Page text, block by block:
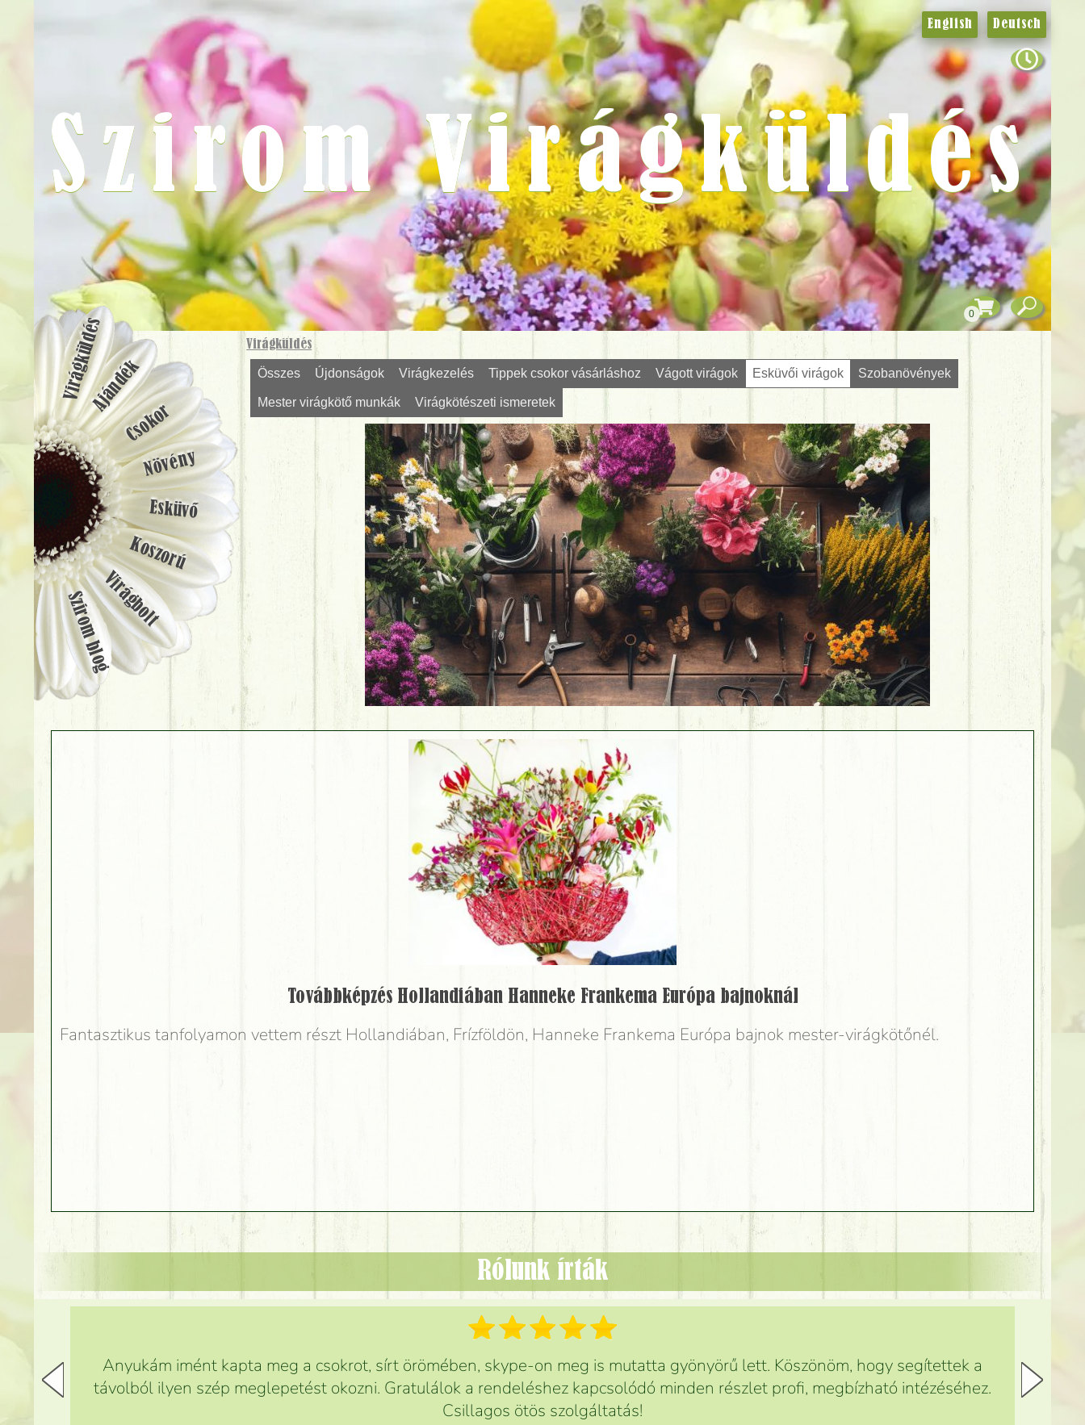
Virágküldés
Összes Újdonságok Virágkezelés Tippek csokor vásárláshoz Vágott virágok Esküvői virágok Szobanövények
Mester virágkötő munkák Virágkötészeti ismeretek
Továbbképzés Hollandiában Hanneke Frankema Európa bajnoknál
Fantasztikus tanfolyamon vettem részt Hollandiában, Frízföldön, Hanneke Frankema Európa bajnok mester-virágkötőnél.
English Deutsch
Szirom Virágküldés
0
VirágküldésAjándék
Csokor
Növény
Esküvő
Koszorú
Virágbolt
Szirom blog
Rólunk írták
Anyukám imént kapta meg a csokrot, sírt örömében, skype-on meg is mutatta gyönyörű lett. Köszönöm, hogy segítettek a
távolból ilyen szép meglepetést okozni. Gratulálok a rendeléshez kapcsolódó minden részlet profi, megbízható intézéséhez.
Csillagos ötös szolgáltatás!